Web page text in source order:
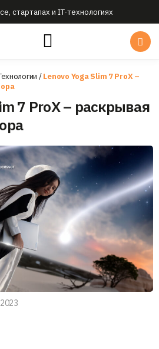
стартапах и IT-технологиях
/Lenovo Yoga Slim 7 ProX –
7 ProX – раскрывая